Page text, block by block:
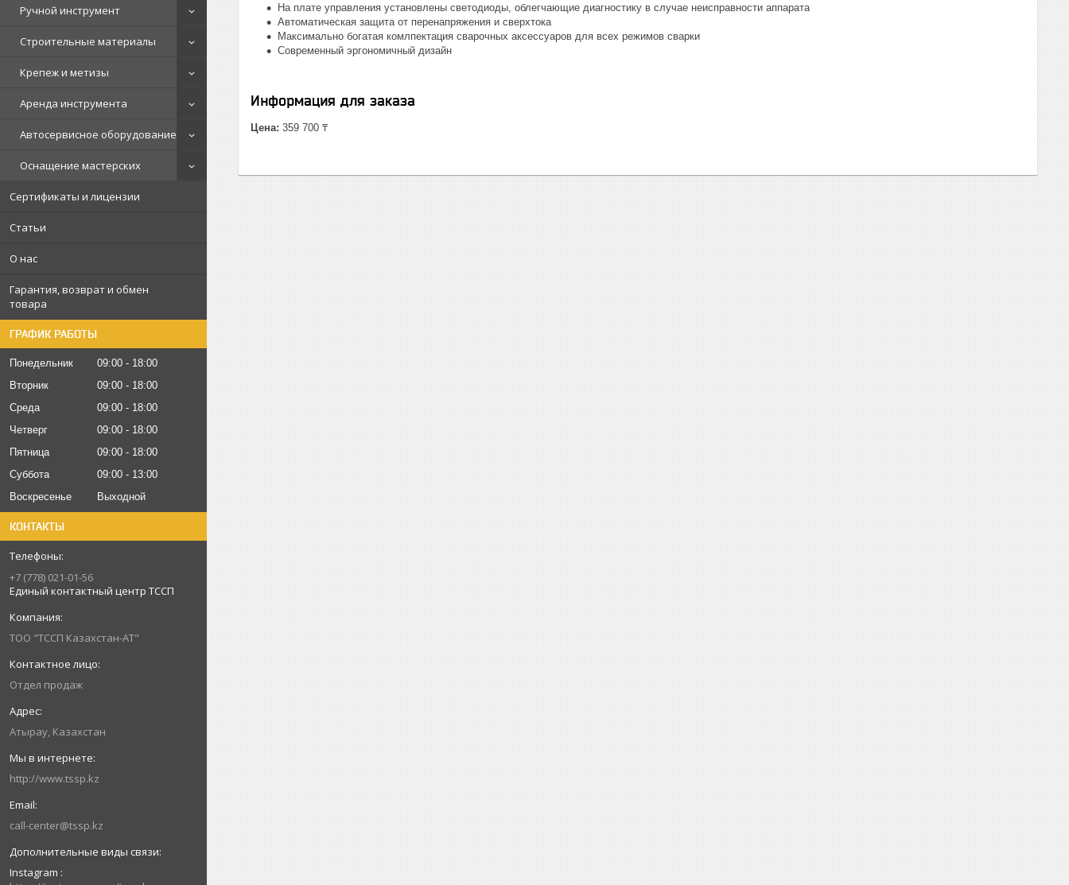
Ручной инструмент
Строительные материалы
Крепеж и метизы
Аренда инструмента
Автосервисное оборудование
Оснащение мастерских
Сертификаты и лицензии
Статьи
О нас
Гарантия, возврат и обмен
товара
ГРАФИК РАБОТЫ
Понедельник 09:00
18:00
Вторник
09:00
18:00
Среда
09:00
18:00
Четверг
09:00
18:00
Пятница
09:00
18:00
Суббота
09:00
13:00
Воскресенье
Выходной
КОНТАКТЫ
+7 (778) 021-01-56
Единый контактный центр ТССП
ТОО "ТССП Казахстан-АТ"
Отдел продаж
Атырау, Казахстан
http://www.tssp.kz
call-center@tssp.kz
Instagram
На плате управления установлены светодиоды, облегчающие диагностику в случае неисправности аппарата
Автоматическая защита от перенапряжения и сверхтока
Максимально богатая комлпектация сварочных аксессуаров для всех режимов сварки
Современный эргономичный дизайн
Информация для заказа
Цена: 359 700 ₸